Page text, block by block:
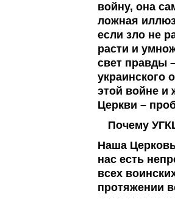
войну, она
ложная
если зло не
расти и
свет правды
украинского
этой войне и
Церкви –
Почему
Наша
нас есть
всех
протяжении